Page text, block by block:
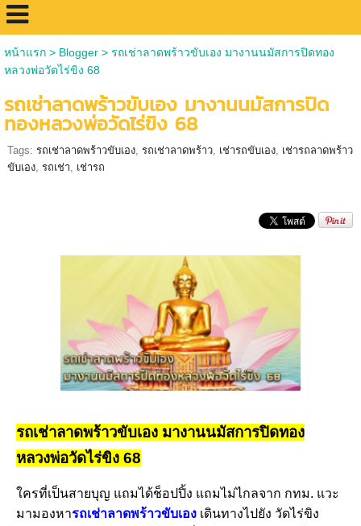
หน้าแรก> Blogger> รถเช่าลาดพร้าวขับเอง มางานนมัสการปิดทอง
หลวงพ่อวัดไร่ขิง 68
รถเช่าลาดพร้าวขับเอง มางานนมัสการปิด
ทองหลวงพ่อวัดไร่ขิง 68
Tags: รถเช่าลาดพร้าวขับเอง, รถเช่าลาดพร้าว, เช่ารถขับเอง, เช่ารถลาดพร้าว
ขับเอง, รถเช่า, เช่ารถ
รถเช่าลาดพร้าวขับเอง มางานนมัสการปิดทอง
หลวงพ่อวัดไร่ขิง 68
ใครที่เป็นสายบุญ แถมได้ช็อปปิ้ง แถมไม่ไกลจาก กทม. แวะ
มามองหารถเช่าลาดพร้าวขับเอง เดินทางไปยัง วัดไร่ขิง